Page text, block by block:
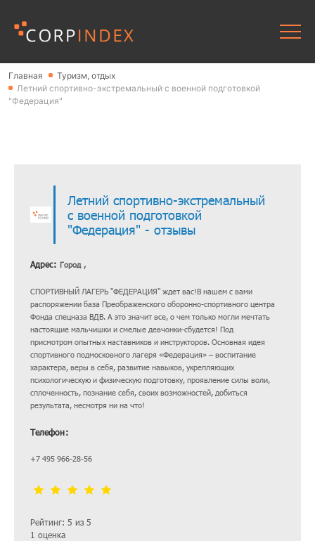
Главная
Туризм, отдых
Летний спортивно-экстремальный с военной подготовкой
"Федерация"
Летний спортивно-экстремальный
с военной подготовкой
"Федерация" - отзывы
Адрес: Город ,
СПОРТИВНЫЙ ЛАГЕРЬ "ФЕДЕРАЦИЯ" ждет вас!В нашем с вами
распоряжении база Преображенского оборонно-спортивного центра
Фонда спецназа ВДВ. А это значит все, о чем только могли мечтать
настоящие мальчишки и смелые девчонки-сбудется! Под
присмотром опытных наставников и инструкторов. Основная идея
спортивного подмосковного лагеря «Федерация» – воспитание
характера, веры в себя, развитие навыков, укрепляющих
психологическую и физическую подготовку, проявление силы воли,
сплоченность, познание себя, своих возможностей, добиться
результата, несмотря ни на что!
Рейтинг: 5 из 5
1 оценка
Телефон:
+7 495 966-28-56